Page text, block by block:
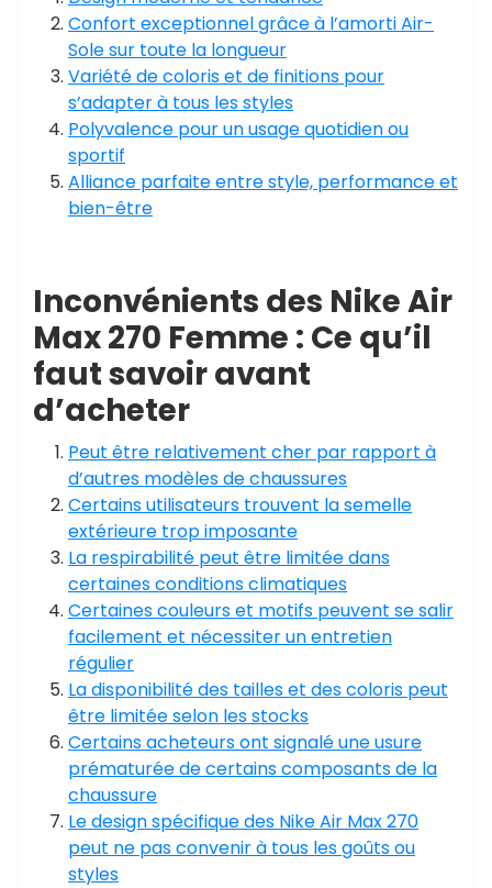
Confort exceptionnel grâce à l’amorti Air-
Sole sur toute la longueur
Variété de coloris et de finitions pour
s’adapter à tous les styles
Polyvalence pour un usage quotidien ou
sportif
Alliance parfaite entre style, performance et
bien-être
Inconvénients des Nike Air
Max 270 Femme : Ce qu’il
faut savoir avant
d’acheter
Peut être relativement cher par rapport à
d’autres modèles de chaussures
Certains utilisateurs trouvent la semelle
extérieure trop imposante
La respirabilité peut être limitée dans
certaines conditions climatiques
Certaines couleurs et motifs peuvent se salir
facilement et nécessiter un entretien
régulier
La disponibilité des tailles et des coloris peut
être limitée selon les stocks
Certains acheteurs ont signalé une usure
prématurée de certains composants de la
chaussure
Le design spécifique des Nike Air Max 270
peut ne pas convenir à tous les goûts ou
styles